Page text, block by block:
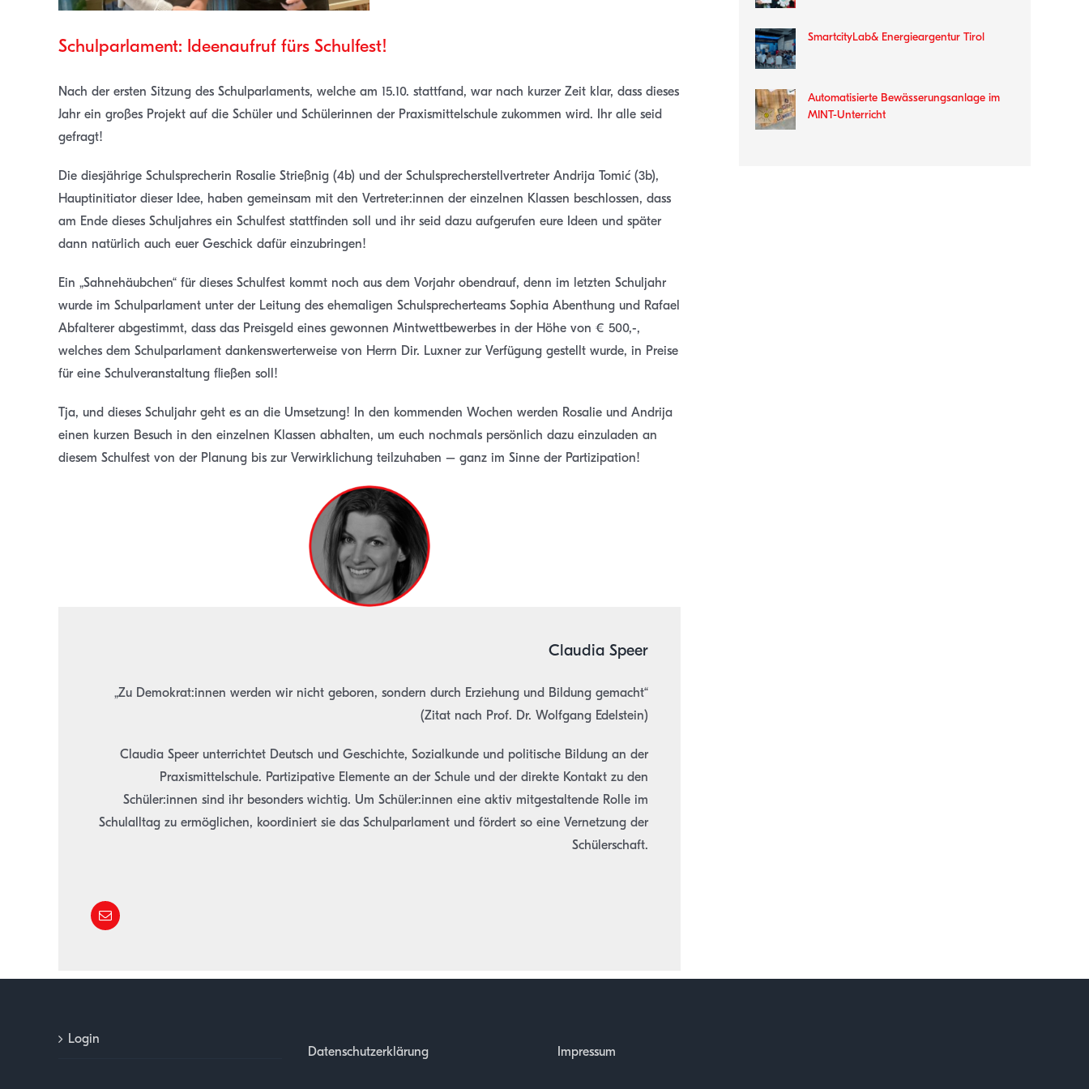
Schulparlament: Ideenaufruf fürs Schulfest!
Nach der ersten Sitzung des Schulparlaments, welche am 15.10. stattfand, war nach kurzer Zeit klar, dass dieses
Jahr ein großes Projekt auf die Schüler und Schülerinnen der Praxismittelschule zukommen wird. Ihr alle seid
gefragt!
Die diesjährige Schulsprecherin Rosalie Strießnig (4b) und der Schulsprecherstellvertreter Andrija Tomić (3b),
Hauptinitiator dieser Idee, haben gemeinsam mit den Vertreter:innen der einzelnen Klassen beschlossen, dass
am Ende dieses Schuljahres ein Schulfest stattfinden soll und ihr seid dazu aufgerufen eure Ideen und später
dann natürlich auch euer Geschick dafür einzubringen!
Ein „Sahnehäubchen“ für dieses Schulfest kommt noch aus dem Vorjahr obendrauf, denn im letzten Schuljahr
wurde im Schulparlament unter der Leitung des ehemaligen Schulsprecherteams Sophia Abenthung und Rafael
Abfalterer abgestimmt, dass das Preisgeld eines gewonnen Mintwettbewerbes in der Höhe von € 500,-,
welches dem Schulparlament dankenswerterweise von Herrn Dir. Luxner zur Verfügung gestellt wurde, in Preise
für eine Schulveranstaltung fließen soll!
Tja, und dieses Schuljahr geht es an die Umsetzung! In den kommenden Wochen werden Rosalie und Andrija
einen kurzen Besuch in den einzelnen Klassen abhalten, um euch nochmals persönlich dazu einzuladen an
diesem Schulfest von der Planung bis zur Verwirklichung teilzuhaben – ganz im Sinne der Partizipation!
Claudia Speer
„Zu Demokrat:innen werden wir nicht geboren, sondern durch Erziehung und Bildung gemacht“
(Zitat nach Prof. Dr. Wolfgang Edelstein)
Claudia Speer unterrichtet Deutsch und Geschichte, Sozialkunde und politische Bildung an der
Praxismittelschule. Partizipative Elemente an der Schule und der direkte Kontakt zu den
Schüler:innen sind ihr besonders wichtig. Um Schüler:innen eine aktiv mitgestaltende Rolle im
Schulalltag zu ermöglichen, koordiniert sie das Schulparlament und fördert so eine Vernetzung der
Schülerschaft.
SmartcityLab& Energieargentur Tirol
Automatisierte Bewässerungsanlage im
MINT-Unterricht
Login
Datenschutzerklärung
Impressum